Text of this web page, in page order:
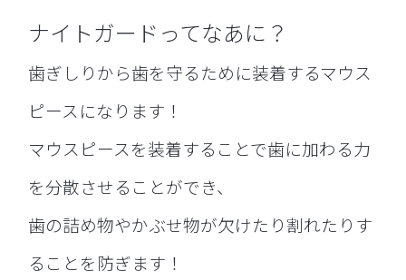
ナイトガードってなあに？
歯ぎしりから歯を守るために装着するマウス
ピースになります！
マウスピースを装着することで歯に加わる力
を分散させることができ、
歯の詰め物やかぶせ物が欠けたり割れたりす
ることを防ぎます！